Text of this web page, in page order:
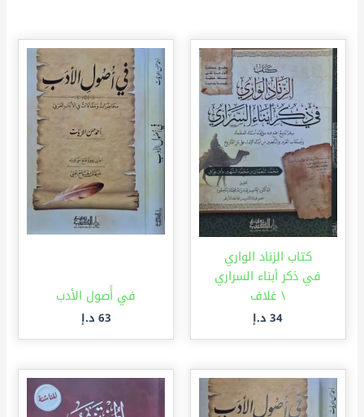
كتاب الزناد الواري
في ذكر أبناء السراري
\ غلاف
34 د.إ
في أًصول الأدب
63 د.إ